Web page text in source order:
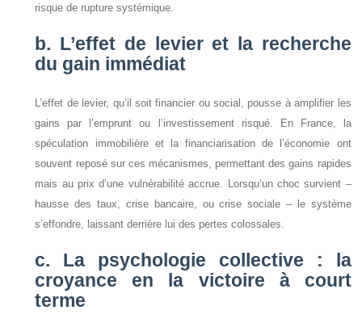
risque de rupture systémique.
b. L’effet de levier et la recherche
du gain immédiat
L’effet de levier, qu’il soit financier ou social, pousse à amplifier les
gains par l’emprunt ou l’investissement risqué. En France, la
spéculation immobilière et la financiarisation de l’économie ont
souvent reposé sur ces mécanismes, permettant des gains rapides
mais au prix d’une vulnérabilité accrue. Lorsqu’un choc survient –
hausse des taux, crise bancaire, ou crise sociale – le système
s’effondre, laissant derrière lui des pertes colossales.
c. La psychologie collective : la
croyance en la victoire à court
terme